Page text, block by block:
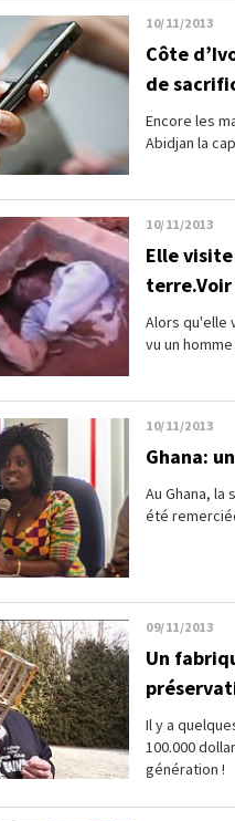
10/11/2013
Côte
de
Encore les
Abidjan la
10/11/2013
Elle
Alors qu'elle
vu un
10/11/2013
Ghana:
Au Ghana, la
été
09/11/2013
Un
Il y a
100.000
génération !